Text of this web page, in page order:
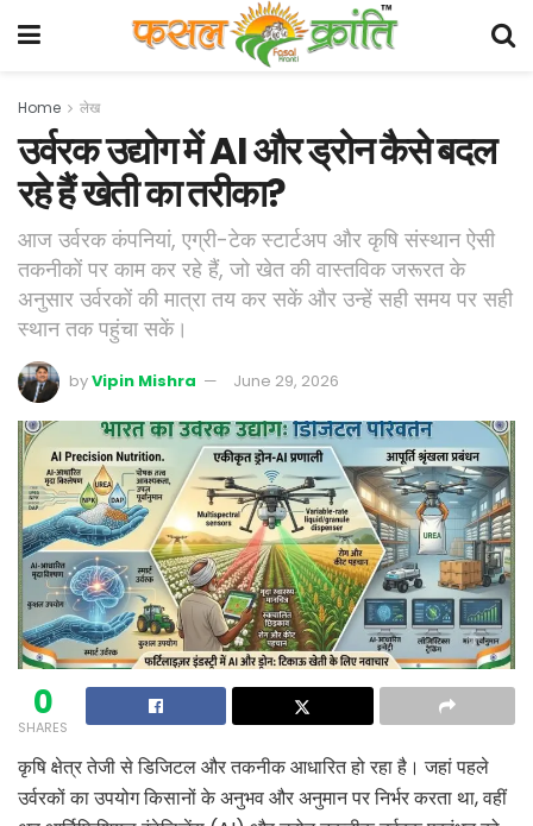
Home लेख
उर्वरक उद्योग में AI और ड्रोन कैसे बदल
रहे हैं खेती का तरीका?
आज उर्वरक कंपनियां, एग्री-टेक स्टार्टअप और कृषि संस्थान ऐसी
तकनीकों पर काम कर रहे हैं, जो खेत की वास्तविक जरूरत के
अनुसार उर्वरकों की मात्रा तय कर सकें और उन्हें सही समय पर सही
स्थान तक पहुंचा सकें।
byVipin Mishra June 29, 2026
0
SHARES
कृषि क्षेत्र तेजी से डिजिटल और तकनीक आधारित हो रहा है। जहां पहले
उर्वरकों का उपयोग किसानों के अनुभव और अनुमान पर निर्भर करता था, वहीं